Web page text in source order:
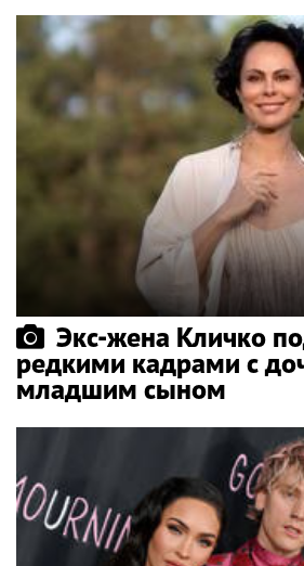
Экс-жена Кличко
редкими кадрами с
младшим сыном